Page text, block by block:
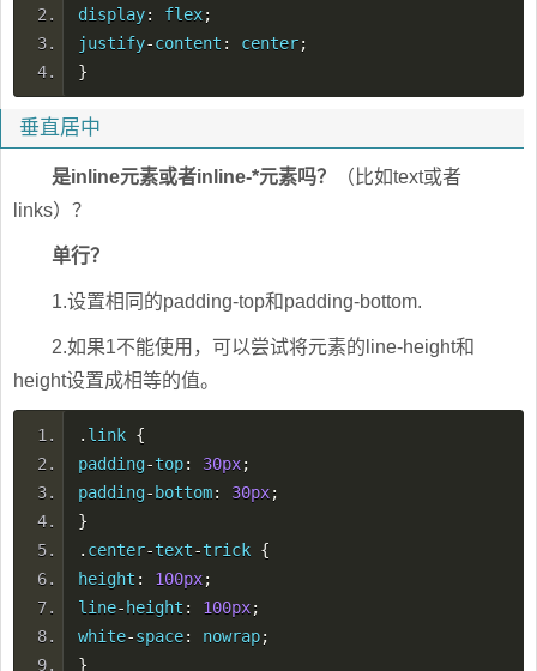
display: flex;
justify-content : center;
}
垂直居中
是inline元素或者inline-*元素吗？
（比如text或者
links）？
单行？
1.设置相同的padding-top和padding-bottom.
2.如果1不能使用，可以尝试将元素的line-height和
height设置成相等的值。
. link {
padding-top: 30px;
padding- bottom: 30px;
}
. center-text-trick {
height : 100px;
line- height : 100px;
white-space: nowrap;
}